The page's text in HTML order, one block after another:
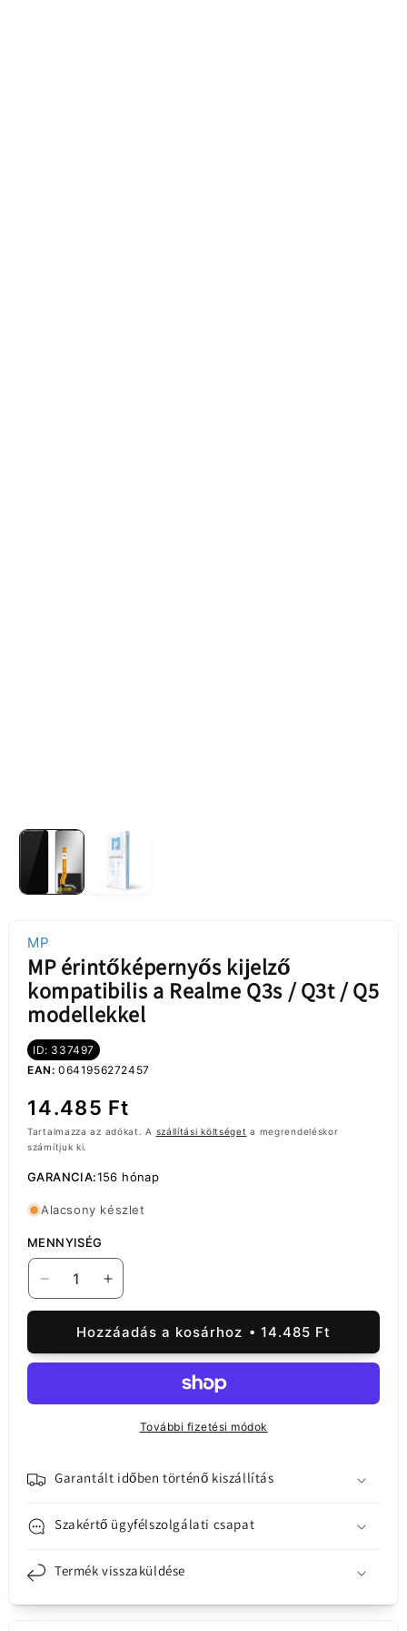
MP
MP érintőképernyős kijelző
kompatibilis a Realme Q3s / Q3t / Q5
modellekkel
ID: 337497
EAN: 0641956272457
Normál
ár
14.485 Ft
Tartalmazza az adókat. A szállítási költséget a megrendeléskor
számítjuk ki.
GARANCIA:156 hónap
Alacsony készlet
MENNYISÉG
kijelző
kompatibilis
a
Q3s
Q5
mennyiségének
csökkentése
MP
kijelző
kompatibilis
a
Q3s
Q5
mennyiségének
növelése
Hozzáadás a kosárhoz 14.485 Ft
További fizetési módok
Garantált időben történő kiszállítás
Szakértő ügyfélszolgálati csapat
Termék visszaküldése